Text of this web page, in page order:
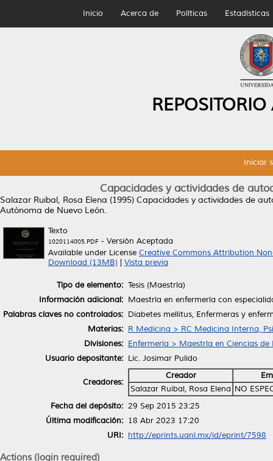
Inicio Acerca de Políticas Estadísticas
Iniciar
Capacidades y actividades de
Salazar Ruibal, Rosa Elena (1995) Capacidades y actividades de
Autónoma de Nuevo León.
Texto
1020114005.PDF - Versión Aceptada
Available under License Creative Commons Attribution
Download (13MB)
Vista previa
Tipo de elemento: Tesis (Maestría)
Información adicional: Maestría en enfermería con
Palabras claves no controlados: Diabetes mellitus, Enfermeras y
Materias: R Medicina > RC Medicina Interna,
Divisiones: Enfermería > Maestría en Ciencias de
Usuario depositante: Lic. Josimar Pulido
Creadores:
Creador
Salazar Ruibal, Rosa Elena NO
Fecha del depósito: 29 Sep 2015 23:25
Última modificación: 18 Abr 2023 17:20
URI: http://eprints.uanl.mx/id/eprint/7598
Actions (login required)